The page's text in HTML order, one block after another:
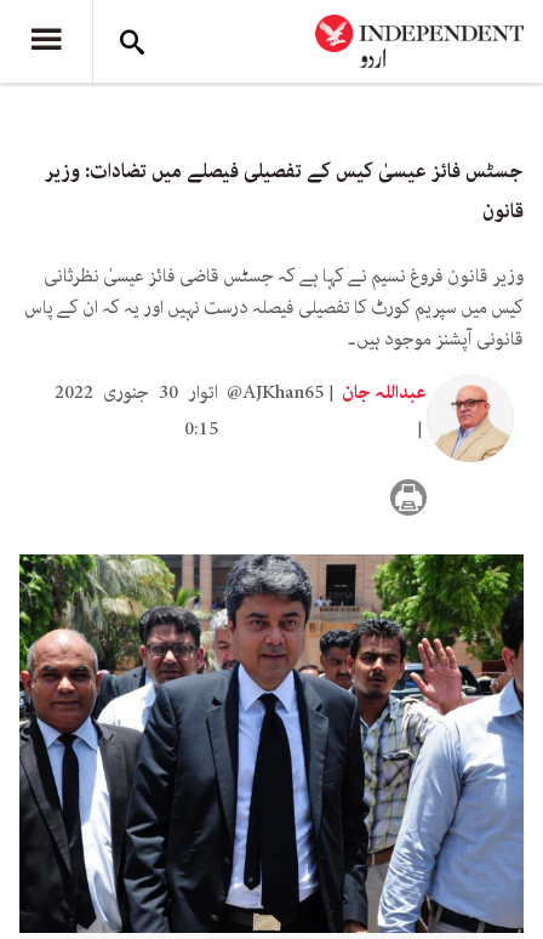
جسٹس فائز عیسیٰ کیس کے تفصیلی فیصلے میں تضادات: وزیر
قانون
وزیر قانون فروغ نسیم نے کہا ہے کہ جسٹس قاضی فائز عیسیٰ نظرثانی
کیس میں سپریم کورٹ کا تفصیلی فیصلہ درست نہیں اور یہ کہ ان کے پاس
قانونی آپشنز موجود ہیں۔
عبداللہ جان
@AJKhan65
اتوار 30 جنوری 2022
0:15